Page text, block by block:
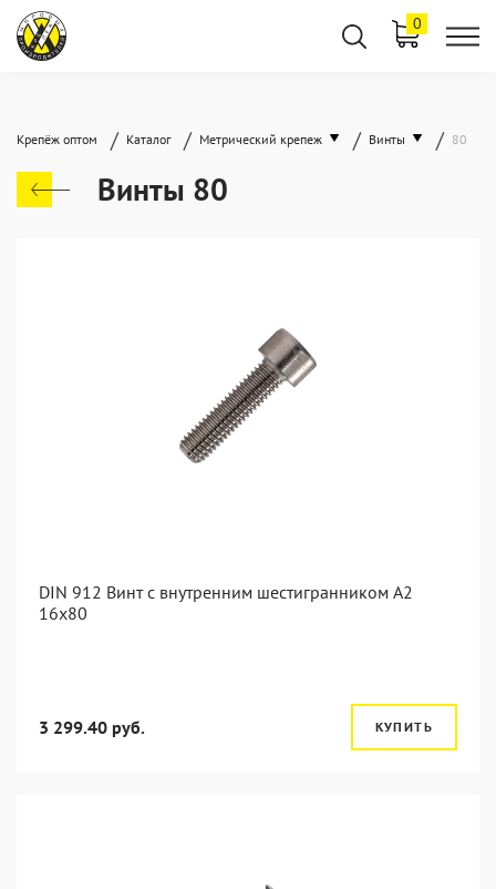
0
Крепёж оптом / Каталог / Метрический крепеж / Винты / 80
Винты 80
DIN 912 Винт с внутренним шестигранником А2
16х80
3 299.40 руб. КУПИТЬ